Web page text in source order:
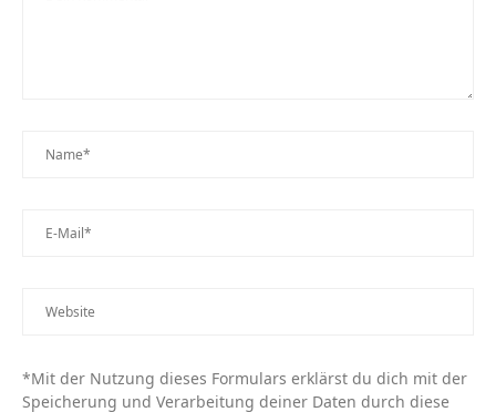
*Mit der Nutzung dieses Formulars erklärst du dich mit der
Speicherung und Verarbeitung deiner Daten durch diese